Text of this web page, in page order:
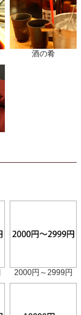
酒の肴
2000円～2999円